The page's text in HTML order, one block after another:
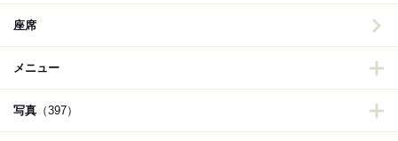
座席
メニュー
写真 （397）